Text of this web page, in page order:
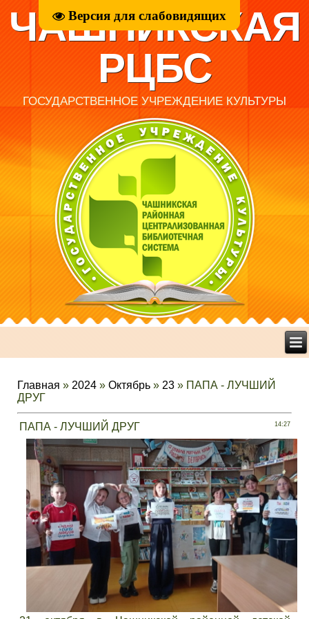
Версия для слабовидящих
ЧАШНИКСКАЯ
РЦБС
ГОСУДАРСТВЕННОЕ УЧРЕЖДЕНИЕ КУЛЬТУРЫ
Главная » 2024 » Октябрь » 23 » ПАПА - ЛУЧШИЙ
ДРУГ
14:27
ПАПА - ЛУЧШИЙ ДРУГ